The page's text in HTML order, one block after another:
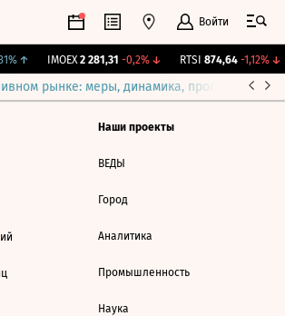
Войти
↑ IMOEX 2 281,31 -0,2%↓ RTSI 874,64 -1,12%↓
рынке: меры, динамика, прогнозы
Наши проекты
ВЕДЫ
Город
Аналитика
Промышленность
Наука